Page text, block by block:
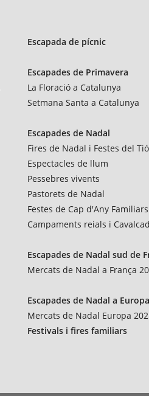
verdes
Escapada de pícnic
Escapades de Primavera
La Floració a Catalunya
Setmana Santa a Catalunya
Escapades de Nadal
Fires de Nadal i Festes del Tió
Espectacles de llum
Pessebres vivents
Pastorets de Nadal
Festes de Cap d'Any Familiars
Campaments reials i
Escapades de Nadal sud de
Mercats de Nadal a França
Escapades de Nadal a Europa
Mercats de Nadal Europa
Festivals i fires familiars